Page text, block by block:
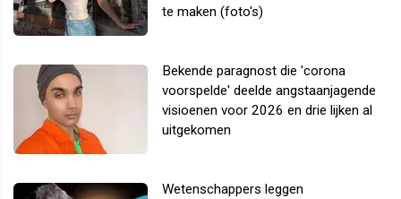
te maken (foto's)
Bekende paragnost die 'corona
voorspelde' deelde angstaanjagende
visioenen voor 2026 en drie lijken al
uitgekomen
Wetenschappers leggen